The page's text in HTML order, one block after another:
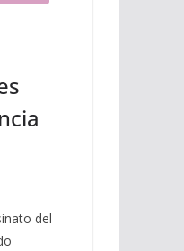
del